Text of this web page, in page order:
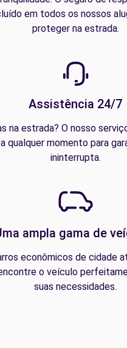
em todos os nossos
proteger na estrada.
Assistência 24/7
na estrada? O nosso
qualquer momento para
ininterrupta.
ampla gama de
econômicos de cidade
o veículo
suas necessidades.